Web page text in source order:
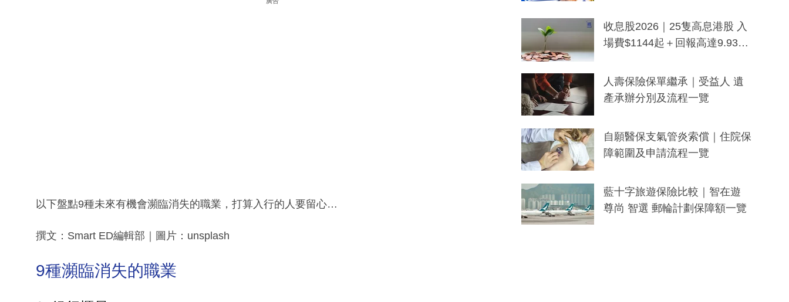
以下盤點9種未來有機會瀕臨消失的職業，打算入行的人要留心…
撰文：Smart ED編輯部｜圖片：unsplash
9種瀕臨消失的職業
一度被誤當詐騙手段
收息股2026｜25隻高息港股 入
場費$1144起＋回報高達9.93
人壽保險保單繼承｜受益人 遺
產承辦分別及流程一覽
自願醫保支氣管炎索償｜住院保
障範圍及申請流程一覽
藍十字旅遊保險比較｜智在遊
尊尚 智選 郵輪計劃保障額一覽